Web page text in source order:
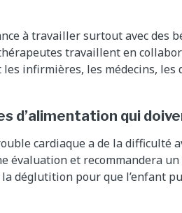
à travailler surtout avec des
travaillent en
les infirmières, les médecins, les
d’alimentation qui
cardiaque a de la difficulté
évaluation et recommandera
déglutition pour que l’enfant